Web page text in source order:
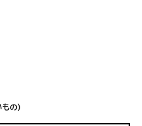
もの)